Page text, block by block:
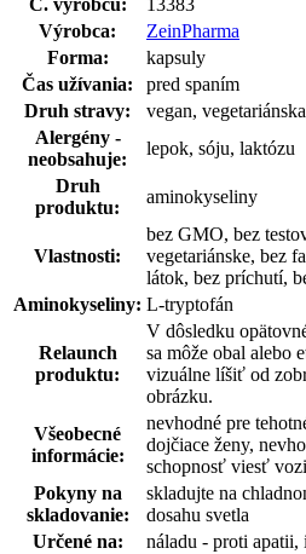
Výrobca:
ZeinPharma
Forma:
kapsuly
Čas užívania:
pred spaním
Druh stravy:
vegan,
Alergény -
neobsahuje:
lepok, sóju, laktózu
Druh
produktu:
aminokyseliny
Vlastnosti:
bez GMO, bez
vegetariánske, bez
látok, bez príchutí,
Aminokyseliny: L-tryptofán
Relaunch
produktu:
V dôsledku
sa môže obal alebo
vizuálne líšiť od
obrázku.
Všeobecné
informácie:
nevhodné pre
dojčiace ženy,
schopnosť viesť
Pokyny na
skladovanie:
skladujte na
dosahu svetla
Určené na:
náladu - proti